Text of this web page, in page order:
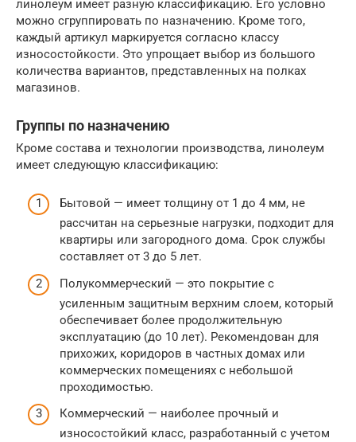
линолеум имеет разную классификацию. Его условно
можно сгруппировать по назначению. Кроме того,
каждый артикул маркируется согласно классу
износостойкости. Это упрощает выбор из большого
количества вариантов, представленных на полках
магазинов.
Группы по назначению
Кроме состава и технологии производства, линолеум
имеет следующую классификацию:
Бытовой — имеет толщину от 1 до 4 мм, не
рассчитан на серьезные нагрузки, подходит для
квартиры или загородного дома. Срок службы
составляет от 3 до 5 лет.
Полукоммерческий — это покрытие с
усиленным защитным верхним слоем, который
обеспечивает более продолжительную
эксплуатацию (до 10 лет). Рекомендован для
прихожих, коридоров в частных домах или
коммерческих помещениях с небольшой
проходимостью.
Коммерческий — наиболее прочный и
износостойкий класс, разработанный с учетом